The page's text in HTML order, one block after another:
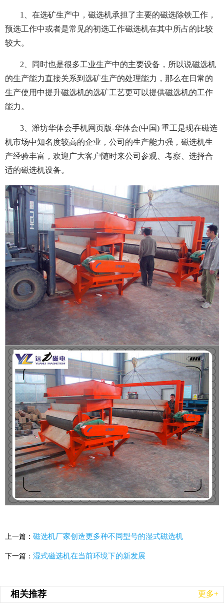
1、在选矿生产中，磁选机承担了主要的磁选除铁工作，
预选工作中或者是常见的初选工作磁选机在其中所占的比较
较大。
2、同时也是很多工业生产中的主要设备，所以说磁选机
的生产能力直接关系到选矿生产的处理能力，那么在日常的
生产使用中提升磁选机的选矿工艺更可以提供磁选机的工作
能力。
3、潍坊华体会手机网页版-华体会(中国) 重工是现在磁选
机市场中知名度较高的企业，公司的生产能力强，磁选机生
产经验丰富，欢迎广大客户随时来公司参观、考察、选择合
适的磁选机设备。
上一篇： 磁选机厂家创造更多种不同型号的湿式磁选机
下一篇： 湿式磁选机在当前环境下的新发展
相关推荐 更多+